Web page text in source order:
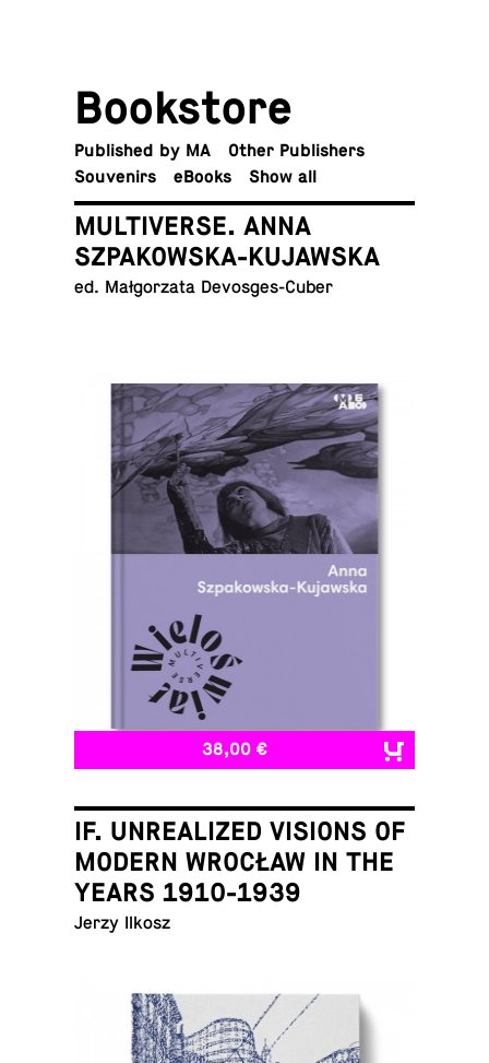
Book­store
Pub­lished by MA
Other Publishers
Sou­venirs
eBooks Show all
MULTIVERSE. ANNA
SZPAKOWSKA-KUJAWSKA
ed. Małgorzata Devosges-Cuber
38,00 €
IF. UNREALIZED VISIONS OF
MODERN WROCŁAW IN THE
YEARS 1910-1939
Jerzy Ilkosz